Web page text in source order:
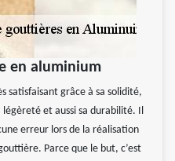
en aluminium
satisfaisant grâce à sa solidité,
et aussi sa durabilité. Il
erreur lors de la réalisation
Parce que le but, c’est